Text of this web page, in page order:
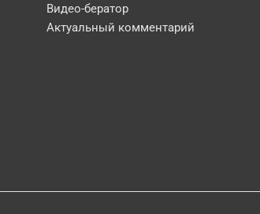
Видео-бератор
Актуальный комментарий